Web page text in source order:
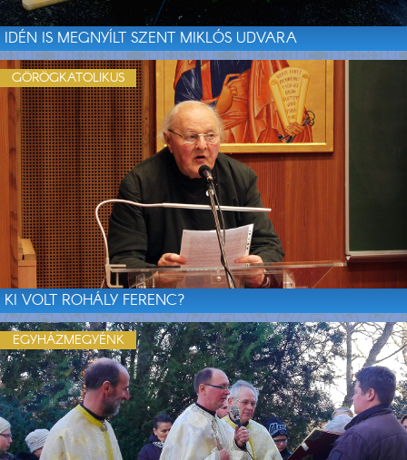
IDÉN IS MEGNYÍLT SZENT MIKLÓS UDVARA
KI VOLT ROHÁLY FERENC?
GÖRÖGKATOLIKUS
EGYHÁZMEGYÉNK